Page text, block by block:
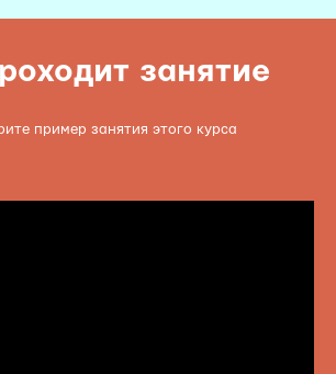
занятие
пример занятия этого курса